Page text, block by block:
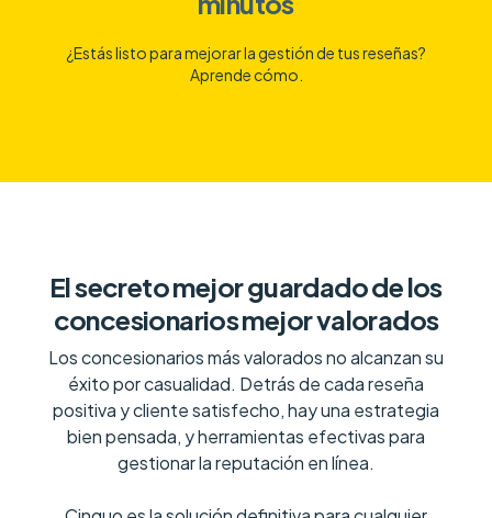
¿Estás listo para mejorar la gestión de tus reseñas?
Aprende cómo.
El secreto mejor guardado de los
concesionarios mejor valorados
Los concesionarios más valorados no alcanzan su
éxito por casualidad. Detrás de cada reseña
positiva y cliente satisfecho, hay una estrategia
bien pensada, y herramientas efectivas para
gestionar la reputación en línea.